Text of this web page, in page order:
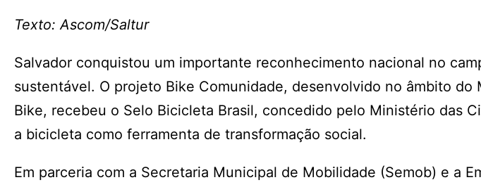
Texto: Ascom/Saltur
Salvador conquistou um importante reconhecimento nacional no
sustentável. O projeto Bike Comunidade, desenvolvido no âmbito do
Bike, recebeu o Selo Bicicleta Brasil, concedido pelo Ministério das
a bicicleta como ferramenta de transformação social.
Em parceria com a Secretaria Municipal de Mobilidade (Semob) e a